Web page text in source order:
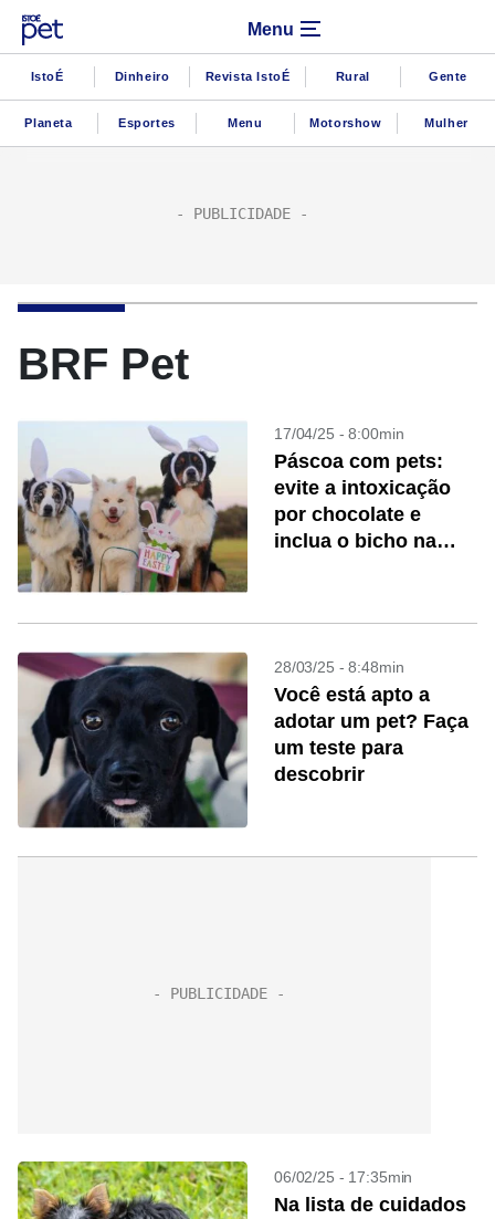
Menu
IstoÉ Dinheiro Revista IstoÉ Rural Gente
Planeta Esportes Menu Motorshow Mulher
BRF Pet
17/04/25 - 8:00min
Páscoa com pets:
evite a intoxicação
por chocolate e
inclua o bicho na
28/03/25 - 8:48min
Você está apto a
adotar um pet? Faça
um teste para
descobrir
06/02/25 - 17:35min
Na lista de cuidados